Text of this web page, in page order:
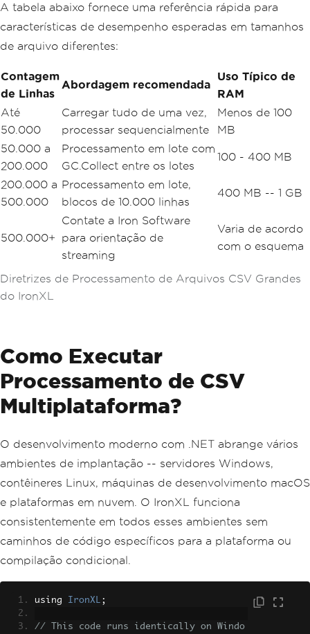
A tabela abaixo fornece uma referência rápida para
características de desempenho esperadas em tamanhos
de arquivo diferentes:
Diretrizes de Processamento de Arquivos CSV Grandes
do IronXL
Contagem
de Linhas
Abordagem recomendada
Uso Típico de
RAM
Até
50.000
Carregar tudo de uma vez,
processar sequencialmente
Menos de 100
MB
50.000 a
200.000
Processamento em lote com
GC.Collect entre os lotes
100 - 400 MB
200.000 a
500.000
Processamento em lote,
blocos de 10.000 linhas
400 MB -- 1 GB
500.000+
Contate a Iron Software
para orientação de
streaming
Varia de acordo
com o esquema
Como Executar
Processamento de CSV
Multiplataforma?
O desenvolvimento moderno com .NET abrange vários
ambientes de implantação -- servidores Windows,
contêineres Linux, máquinas de desenvolvimento macOS
e plataformas em nuvem. O IronXL funciona
consistentemente em todos esses ambientes sem
caminhos de código específicos para a plataforma ou
compilação condicional.
using IronXL ;
// This code runs identically on Windo